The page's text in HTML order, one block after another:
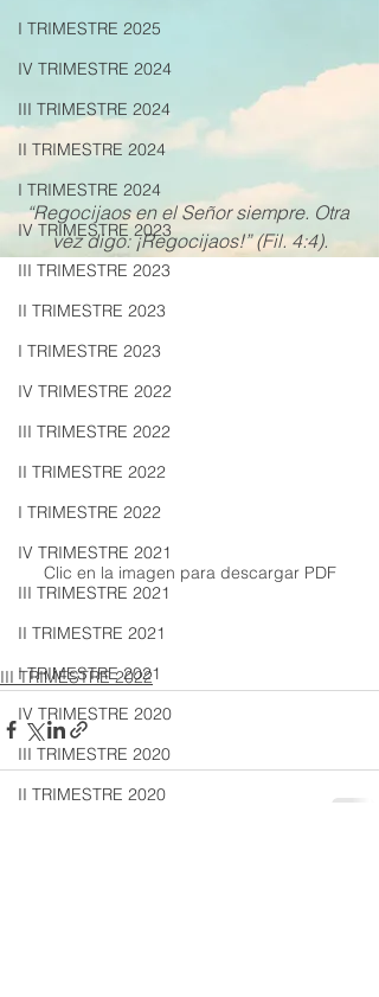
I TRIMESTRE 2025
IV TRIMESTRE 2024
III TRIMESTRE 2024
II TRIMESTRE 2024
I TRIMESTRE 2024
IV TRIMESTRE 2023
III TRIMESTRE 2023
II TRIMESTRE 2023
I TRIMESTRE 2023
IV TRIMESTRE 2022
III TRIMESTRE 2022
II TRIMESTRE 2022
I TRIMESTRE 2022
IV TRIMESTRE 2021
III TRIMESTRE 2021
II TRIMESTRE 2021
I TRIMESTRE 2021
IV TRIMESTRE 2020
III TRIMESTRE 2020
II TRIMESTRE 2020
“Regocijaos en el Señor siempre. Otra
vez digo: ¡Regocijaos!” (Fil. 4:4).
Clic en la imagen para descargar PDF
III TRIMESTRE 2022